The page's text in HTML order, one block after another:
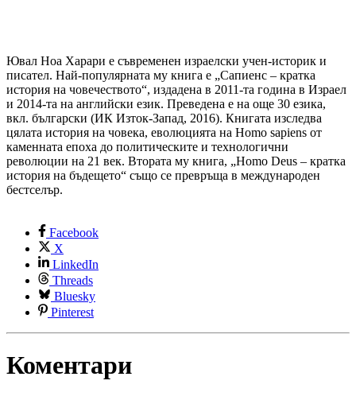
Ювал Ноа Харари е съвременен израелски учен-историк и
писател. Най-популярната му книга е „Сапиенс – кратка
история на човечеството“, издадена в 2011-та година в Израел
и 2014-та на английски език. Преведена е на още 30 езика,
вкл. български (ИК Изток-Запад, 2016). Книгата изследва
цялата история на човека, еволюцията на Homo sapiens от
каменната епоха до политическите и технологични
революции на 21 век. Втората му книга, „Homo Deus – кратка
история на бъдещето“ също се превръща в международен
бестселър.
Facebook
X
LinkedIn
Threads
Bluesky
Pinterest
Коментари